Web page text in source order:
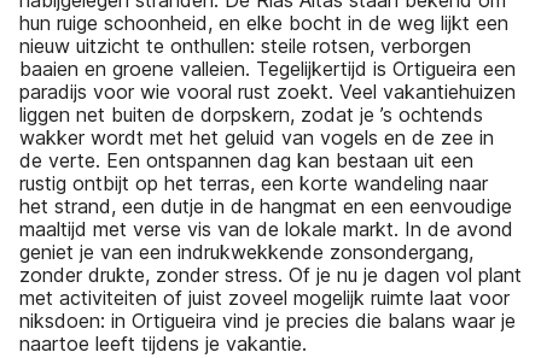
hun ruige schoonheid, en elke bocht in de weg lijkt een
nieuw uitzicht te onthullen: steile rotsen, verborgen
baaien en groene valleien. Tegelijkertijd is Ortigueira een
paradijs voor wie vooral rust zoekt. Veel vakantiehuizen
liggen net buiten de dorpskern, zodat je ’s ochtends
wakker wordt met het geluid van vogels en de zee in
de verte. Een ontspannen dag kan bestaan uit een
rustig ontbijt op het terras, een korte wandeling naar
het strand, een dutje in de hangmat en een eenvoudige
maaltijd met verse vis van de lokale markt. In de avond
geniet je van een indrukwekkende zonsondergang,
zonder drukte, zonder stress. Of je nu je dagen vol plant
met activiteiten of juist zoveel mogelijk ruimte laat voor
niksdoen: in Ortigueira vind je precies die balans waar je
naartoe leeft tijdens je vakantie.